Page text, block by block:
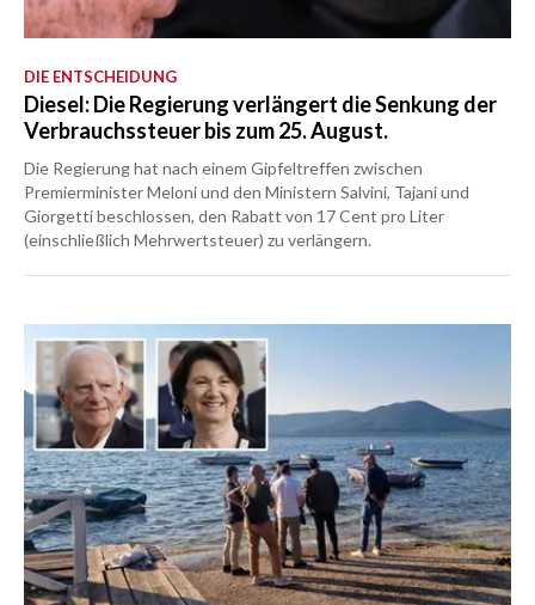
DIE ENTSCHEIDUNG
Diesel: Die Regierung verlängert die Senkung der
Verbrauchssteuer bis zum 25. August.
Die Regierung hat nach einem Gipfeltreffen zwischen
Premierminister Meloni und den Ministern Salvini, Tajani und
Giorgetti beschlossen, den Rabatt von 17 Cent pro Liter
(einschließlich Mehrwertsteuer) zu verlängern.